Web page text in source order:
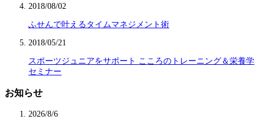
2018/08/02
ふせんで叶えるタイムマネジメント術
2018/05/21
スポーツジュニアをサポート こころのトレーニング＆栄養学
セミナー
お知らせ
2026/8/6